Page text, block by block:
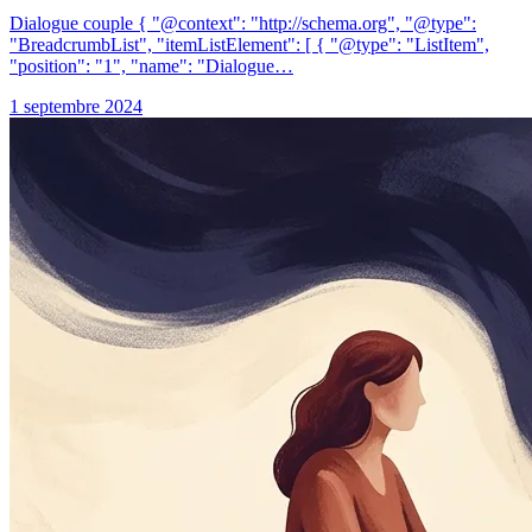
Dialogue couple { "@context": "http://schema.org", "@type":
"BreadcrumbList", "itemListElement": [ { "@type": "ListItem",
"position": "1", "name": "Dialogue…
1 septembre 2024